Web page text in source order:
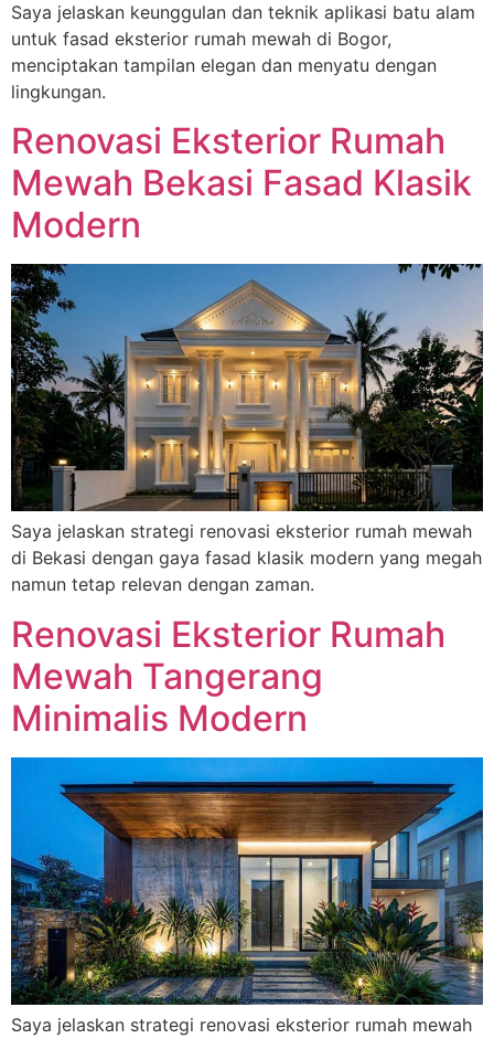
Saya jelaskan keunggulan dan teknik aplikasi batu alam
untuk fasad eksterior rumah mewah di Bogor,
menciptakan tampilan elegan dan menyatu dengan
lingkungan.
Renovasi Eksterior Rumah
Mewah Bekasi Fasad Klasik
Modern
Saya jelaskan strategi renovasi eksterior rumah mewah
di Bekasi dengan gaya fasad klasik modern yang megah
namun tetap relevan dengan zaman.
Renovasi Eksterior Rumah
Mewah Tangerang
Minimalis Modern
Saya jelaskan strategi renovasi eksterior rumah mewah